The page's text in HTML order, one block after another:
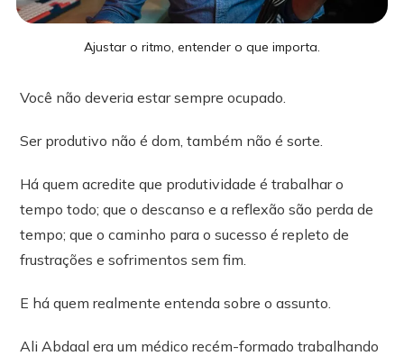
Ajustar o ritmo, entender o que importa.
Você não deveria estar sempre ocupado.
Ser produtivo não é dom, também não é sorte.
Há quem acredite que produtividade é trabalhar o
tempo todo; que o descanso e a reflexão são perda de
tempo; que o caminho para o sucesso é repleto de
frustrações e sofrimentos sem fim.
E há quem realmente entenda sobre o assunto.
Ali Abdaal era um médico recém-formado trabalhando